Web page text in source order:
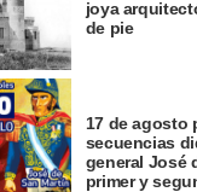
joya
de pie
17 de agosto
secuencias
general José
primer y